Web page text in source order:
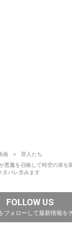
画
罪人たち
悪魔を召喚して時空の扉を
バレ含みます
FOLLOW US
フォローして最新情報を